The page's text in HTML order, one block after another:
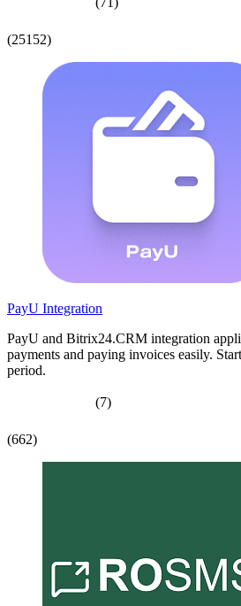
(25152)
PayU Integration
PayU and Bitrix24.CRM integration
payments and paying invoices easily.
period.
(7)
(662)